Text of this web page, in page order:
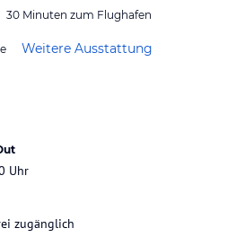
30 Minuten zum Flughafen
Weitere Ausstattung
Uhr
zugänglich